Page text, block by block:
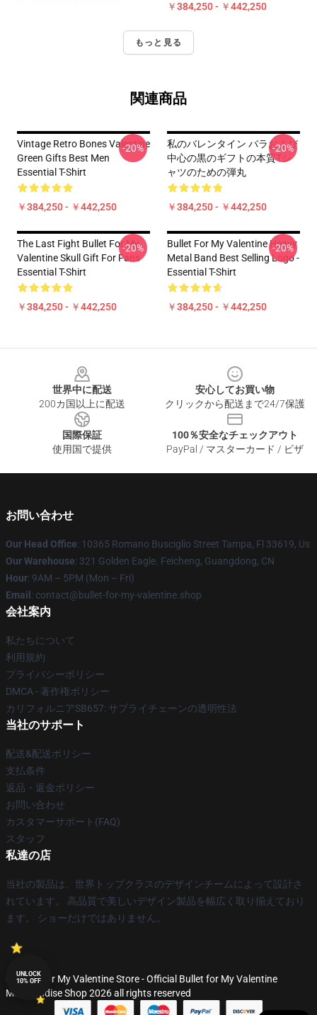
￥384,250 - ￥442,250
もっと見る
関連商品
Vintage Retro Bones Valentine
Green Gifts Best Men
Essential T-Shirt
￥384,250 - ￥442,250
-20%
私のバレンタイン バラおよび
中心の黒のギフトの本質Tシ
ャツのための弾丸
￥384,250 - ￥442,250
-20%
The Last Fight Bullet For My
Valentine Skull Gift For Fans
Essential T-Shirt
￥384,250 - ￥442,250
-20%
Bullet For My Valentine Heavy
Metal Band Best Selling Logo -
Essential T-Shirt
￥384,250 - ￥442,250
-20%
世界中に配送
200カ国以上に配送
安心してお買い物
クリックから配送まで24/7保護
国際保証
使用国で提供
100％安全なチェックアウト
PayPal / マスターカード / ビザ
お問い合わせ
Our Head Office: 10365 Romano Busciglio Street Tampa, Fl 33619, Us
Our Warehouse: 321 Golden Eagle. Feicheng, Guangdong, CN
Hour: 9AM – 5PM (Mon – Fri)
Email : contact@bullet-for-my-valentine.shop
会社案内
私たちについて
利用規約
プライバシーポリシー
DMCA - 著作権ポリシー
カリフォルニアSB657: サプライチェーンの透明性法
当社のサポート
配送&配送ポリシー
支払条件
返品・返金ポリシー
お問い合わせ
カスタマーサポート(FAQ)
スタッフ
私達の店
当社の製品は、世界トップクラスのデザインチームによって設計さ
れています。 高品質で美しいデザイン製品を幅広く取り揃えており
ます。 ショーだけではありません。
© Bullet for My Valentine Store - Official Bullet for My Valentine
Merchandise Shop 2026 all rights reserved
UNLOCK
10% OFF